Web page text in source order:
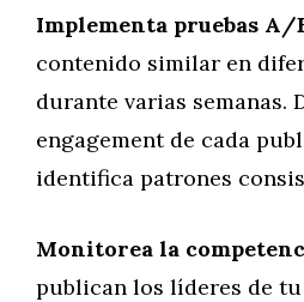
Implementa pruebas A/
contenido similar en
durante varias semanas.
engagement de cada
identifica patrones
Monitorea la
publican los líderes de